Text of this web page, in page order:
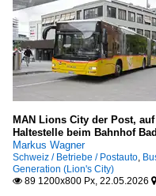
MAN Lions City der Post,
Haltestelle beim Bahnhof
Markus Wagner
Schweiz / Betriebe / Postauto,
Generation (Lion's City)
 89 1200x800 Px, 22.05.2026 